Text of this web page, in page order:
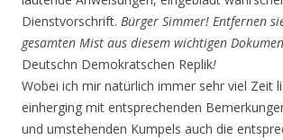
Dienstvorschrift. Bürger Simmer! Entfernen
gesamten Mist aus diesem wichtigen
Deutschn Demokratschen Replik!
Wobei ich mir natürlich immer sehr viel Zeit
einherging mit entsprechenden
und umstehenden Kumpels auch die